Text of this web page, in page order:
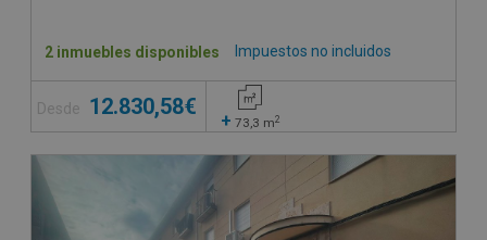
Impuestos no incluidos
2 inmuebles disponibles
Desde 12.830,58€
+ 73,3 m2